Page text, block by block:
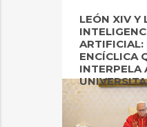
LEÓN XIV Y
ARTIFICIAL:
ENCÍCLICA
INTERPELA